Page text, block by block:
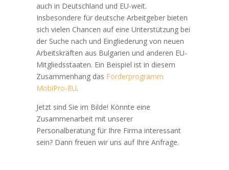
auch in Deutschland und EU-weit.
Insbesondere für deutsche Arbeitgeber bieten
sich vielen Chancen auf eine Unterstützung bei
der Suche nach und Eingliederung von neuen
Arbeitskräften aus Bulgarien und anderen EU-
Mitgliedsstaaten. Ein Beispiel ist in diesem
Zusammenhang das Förderprogramm
MobiPro-EU.
Jetzt sind Sie im Bilde! Könnte eine
Zusammenarbeit mit unserer
Personalberatung für Ihre Firma interessant
sein? Dann freuen wir uns auf Ihre Anfrage.